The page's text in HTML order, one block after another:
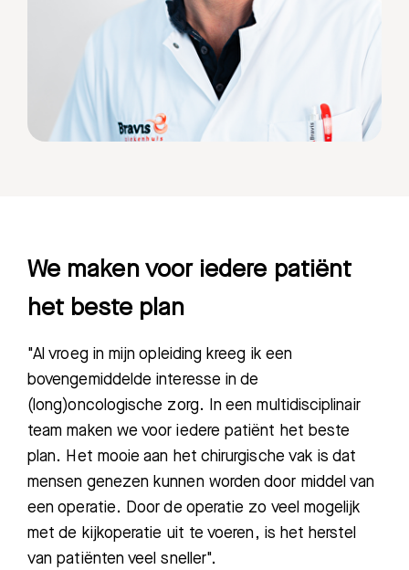
We maken voor iedere patiënt
het beste plan
"Al vroeg in mijn opleiding kreeg ik een
bovengemiddelde interesse in de
(long)oncologische zorg. In een multidisciplinair
team maken we voor iedere patiënt het beste
plan. Het mooie aan het chirurgische vak is dat
mensen genezen kunnen worden door middel van
een operatie. Door de operatie zo veel mogelijk
met de kijkoperatie uit te voeren, is het herstel
van patiënten veel sneller".